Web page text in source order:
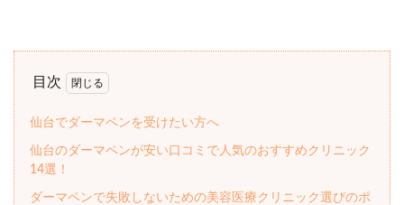
目次
仙台でダーマペンを受けたい方へ
仙台のダーマペンが安い口コミで人気のおすすめクリニック
14選！
ダーマペンで失敗しないための美容医療クリニック選びのポ